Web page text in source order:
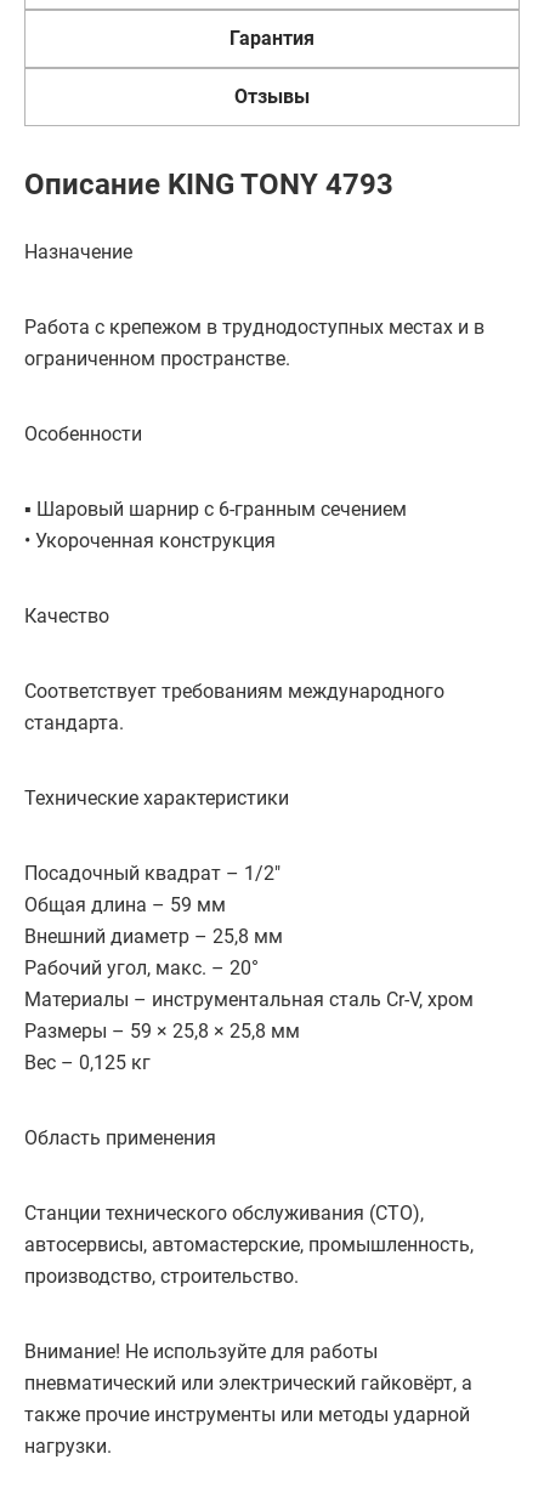
Гарантия
Отзывы
Описание KING TONY 4793
Назначение
Работа с крепежом в труднодоступных местах и в
ограниченном пространстве.
Особенности
▪ Шаровый шарнир с 6-гранным сечением
• Укороченная конструкция
Качество
Соответствует требованиям международного
стандарта.
Технические характеристики
Посадочный квадрат – 1/2"
Общая длина – 59 мм
Внешний диаметр – 25,8 мм
Рабочий угол, макс. – 20°
Материалы – инструментальная сталь Cr-V, хром
Размеры – 59 × 25,8 × 25,8 мм
Вес – 0,125 кг
Область применения
Станции технического обслуживания (СТО),
автосервисы, автомастерские, промышленность,
производство, строительство.
Внимание! Не используйте для работы
пневматический или электрический гайковёрт, а
также прочие инструменты или методы ударной
нагрузки.